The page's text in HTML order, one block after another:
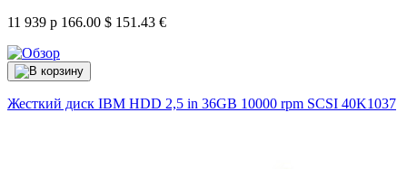
11 939 р 166.00 $ 151.43 €
Жесткий диск IBM HDD 2,5 in 36GB 10000 rpm SCSI 40K1037